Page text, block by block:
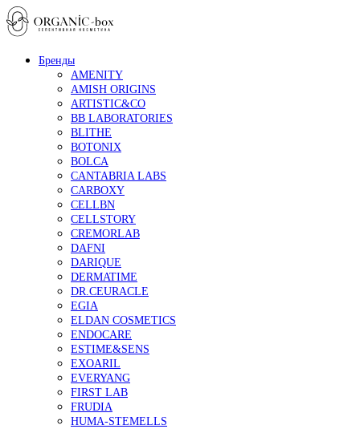
Бренды
AMENITY
AMISH ORIGINS
ARTISTIC&CO
BB LABORATORIES
BLITHE
BOTONIX
BOLCA
CANTABRIA LABS
CARBOXY
CELLBN
CELLSTORY
CREMORLAB
DAFNI
DARIQUE
DERMATIME
DR.CEURACLE
EGIA
ELDAN COSMETICS
ENDOCARE
ESTIME&SENS
EXOARIL
EVERYANG
FIRST LAB
FRUDIA
HUMA-STEMELLS